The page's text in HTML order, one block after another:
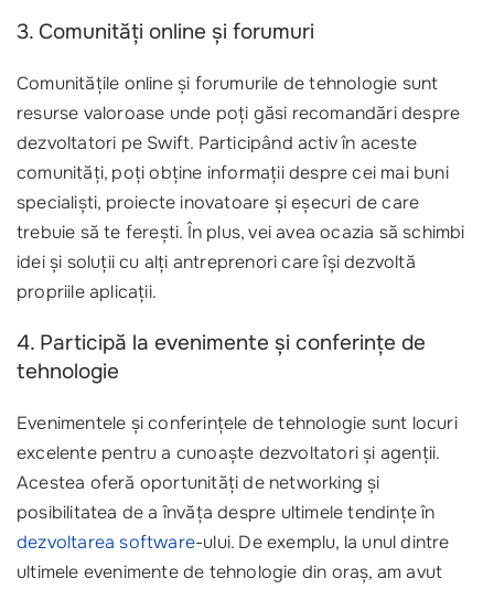
3. Comunități online și forumuri
Comunitățile online și forumurile de tehnologie sunt
resurse valoroase unde poți găsi recomandări despre
dezvoltatori pe Swift. Participând activ în aceste
comunități, poți obține informații despre cei mai buni
specialiști, proiecte inovatoare și eșecuri de care
trebuie să te ferești. În plus, vei avea ocazia să schimbi
idei și soluții cu alți antreprenori care își dezvoltă
propriile aplicații.
4. Participă la evenimente și conferințe de
tehnologie
Evenimentele și conferințele de tehnologie sunt locuri
excelente pentru a cunoaște dezvoltatori și agenții.
Acestea oferă oportunități de networking și
posibilitatea de a învăța despre ultimele tendințe în
dezvoltarea software-ului. De exemplu, la unul dintre
ultimele evenimente de tehnologie din oraș, am avut